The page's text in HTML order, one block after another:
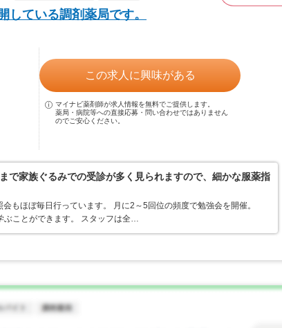
ている調剤薬局です。
この求人に興味がある
マイナビ薬剤師が求人情報を無料でご提供します。
薬局・病院等への直接応募・問い合わせではありません
のでご安心ください。
で家族ぐるみでの受診が多く見られますので、細かな服薬指
もほぼ毎日行っています。 月に2～5回位の頻度で勉強会を開催。
ぶことができます。 スタッフは全…